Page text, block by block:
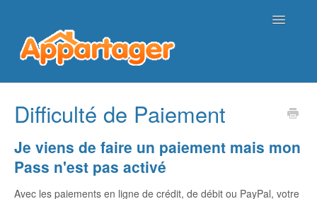
Toggle
Difficulté de Paiement
Je viens de faire un paiement mais mon
Pass n'est pas activé
Avec les paiements en ligne de crédit, de débit ou PayPal, votre